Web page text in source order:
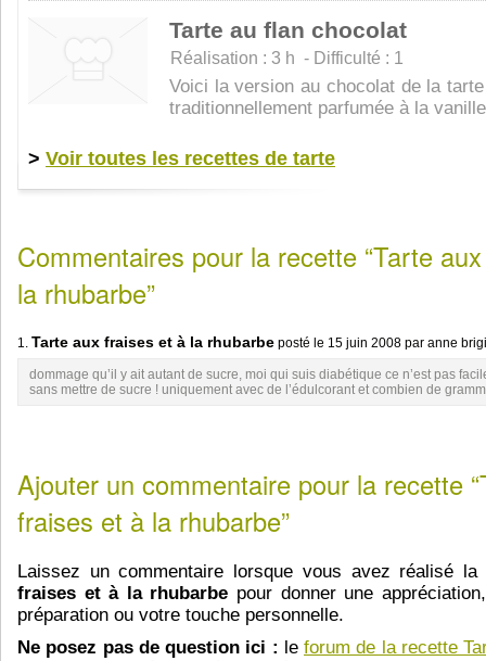
Tarte au flan chocolat
Réalisation : 3 h - Difficulté : 1
Voici la version au chocolat de la
traditionnellement parfumée à la
> Voir toutes les recettes de tarte
Commentaires pour la recette “Tarte
la rhubarbe”
1. Tarte aux fraises et à la rhubarbe posté le 15 juin 2008 par anne
dommage qu’il y ait autant de sucre, moi qui suis diabétique ce n’est pas
sans mettre de sucre ! uniquement avec de l’édulcorant et combien de
Ajouter un commentaire pour la recette
fraises et à la rhubarbe”
Laissez un commentaire lorsque vous avez réalisé
fraises et à la rhubarbe pour donner une
préparation ou votre touche personnelle.
Ne posez pas de question ici : le forum de la recette